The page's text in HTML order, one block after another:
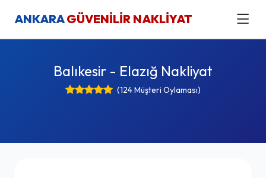
ANKARAGÜVENİLİR NAKLİYAT
Balıkesir - Elazığ Nakliyat
(124 Müşteri Oylaması)